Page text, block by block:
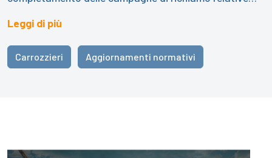
Leggi di più
Carrozzieri Aggiornamenti normativi